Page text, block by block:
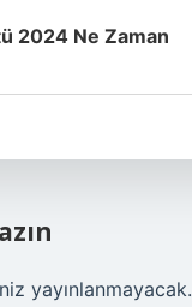
2024 Ne Zaman
yayınlanmayacak.